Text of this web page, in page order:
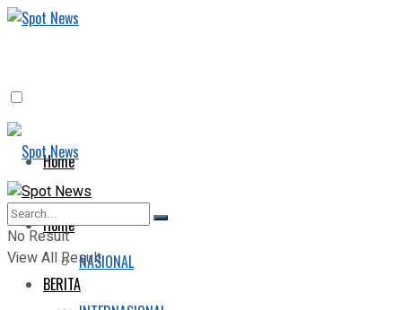
Home
BERITA
NASIONAL
Home
BERITA
No Result
View All Result